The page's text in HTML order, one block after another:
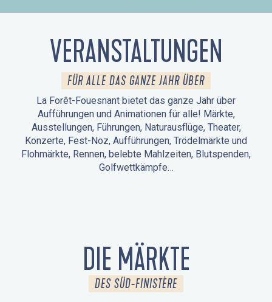
VERANSTALTUNGEN
FÜR ALLE DAS GANZE JAHR ÜBER
La Forêt-Fouesnant bietet das ganze Jahr über
Aufführungen und Animationen für alle! Märkte,
Ausstellungen, Führungen, Naturausflüge, Theater,
Konzerte, Fest-Noz, Aufführungen, Trödelmärkte und
Flohmärkte, Rennen, belebte Mahlzeiten, Blutspenden,
Golfwettkämpfe…
DIE MÄRKTE
DES SÜD-FINISTÈRE